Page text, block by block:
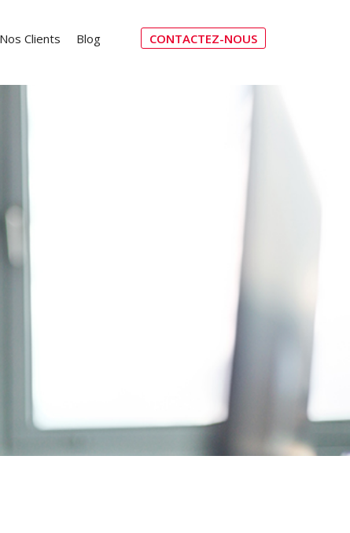
Nos Clients Blog CONTACTEZ-NOUS